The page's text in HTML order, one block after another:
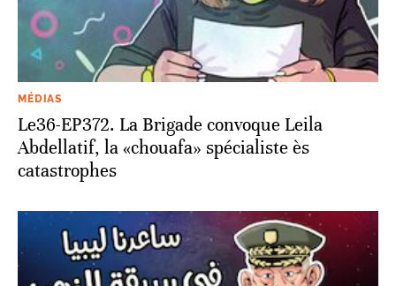
MÉDIAS
Le36-EP372. La Brigade convoque Leila
Abdellatif, la «chouafa» spécialiste ès
catastrophes